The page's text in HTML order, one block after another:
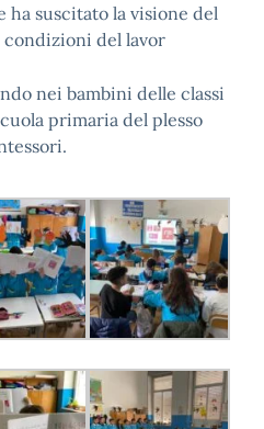
ha suscitato la visione del
condizioni del lavor
nei bambini delle classi
primaria del plesso